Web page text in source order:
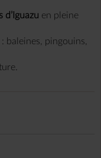
d’Iguazu en pleine
baleines, pingouins,